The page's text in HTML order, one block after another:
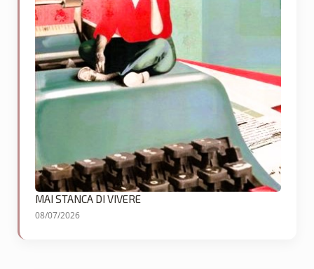
MAI STANCA DI VIVERE
08/07/2026